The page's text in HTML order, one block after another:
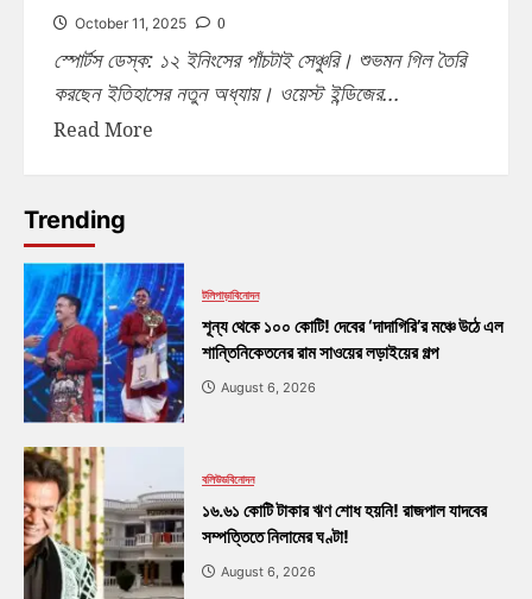
October 11, 2025 0
স্পোর্টস ডেস্ক: ১২ ইনিংসের পাঁচটাই সেঞ্চুরি। শুভমন গিল তৈরি
করছেন ইতিহাসের নতুন অধ্যায়। ওয়েস্ট ইন্ডিজের...
Read More
Trending
টলিপাড়াবিনোদন
শূন্য থেকে ১০০ কোটি! দেবের ‘দাদাগিরি’র মঞ্চে উঠে এল
শান্তিনিকেতনের রাম সাওয়ের লড়াইয়ের গল্প
August 6, 2026
বলিউডবিনোদন
১৬.৬১ কোটি টাকার ঋণ শোধ হয়নি! রাজপাল যাদবের
সম্পত্তিতে নিলামের ঘণ্টা!
August 6, 2026